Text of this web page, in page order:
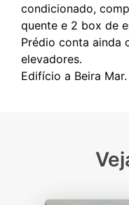
condicionado,
quente e 2 box de
Prédio conta ainda
elevadores.